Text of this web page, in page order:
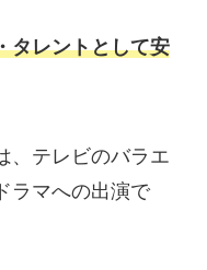
タレントとして安
、テレビのバラエ
ラマへの出演で